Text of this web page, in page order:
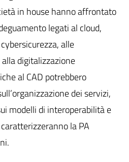
in house hanno affrontato
legati al cloud,
alle
digitalizzazione
al CAD potrebbero
dei servizi,
modelli di interoperabilità e
la PA